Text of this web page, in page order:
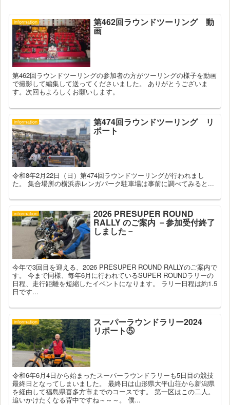
information 第462回ラウンドツーリング 動
画
第462回ラウンドツーリングの参加者の方がツーリングの様子を動画
で撮影して編集して送ってくださいました。 ありがとうございま
す。次回もよろしくお願いします。
information 第474回ラウンドツーリング リ
ポート
令和8年2月22日（日）第474回ラウンドツーリングが行われまし
た。 集合場所の横浜赤レンガパーク駐車場は事前に調べてみると...
information 2026 PRESUPER ROUND
RALLY のご案内 －参加受付終了
しました－
今年で3回目を迎える、2026 PRESUPER ROUND RALLYのご案内で
す。 今まで同様、毎年6月に行われているSUPER ROUNDラリーの
日程、走行距離を短縮したイベントになります。 ラリー日程は約1.5
日です...
information スーパーラウンドラリー2024
リポート⑤
令和6年6月4日から始まったスーパーラウンドラリーも5日目の競技
最終日となってしまいました。 最終日は山形県大平山荘から新潟県
を経由して福島県喜多方市までのコースです。 第一区はこの二人。
追いかけたくなる背中ですね～～～。 僕...